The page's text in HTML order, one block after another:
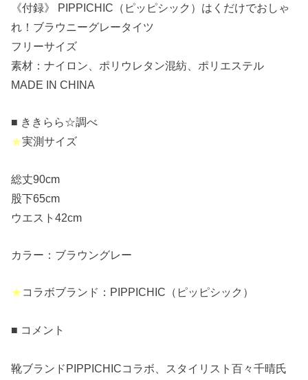
《付録》 PIPPICHIC（ピッピシック）はくだけでおしゃ
れ！ブラウニーグレータイツ
フリーサイズ
素材：ナイロン、ポリウレタン混紡、ポリエステル
MADE IN CHINA
■ ききらら☆調べ
★実測サイズ
総丈90cm
股下65cm
ウエスト42cm
カラー：ブラウングレー
★コラボブランド：PIPPICHIC（ピッピシック）
■ コメント
靴ブランドPIPPICHICコラボ、スタイリスト百々千晴氏